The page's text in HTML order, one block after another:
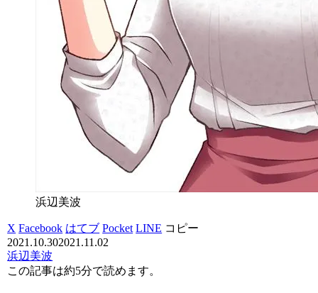
浜辺美波
X Facebook はてブ Pocket LINE コピー
2021.10.302021.11.02
浜辺美波
この記事は約5分で読めます。